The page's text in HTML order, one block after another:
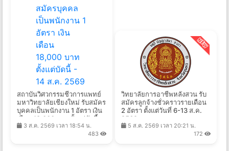
สถาบันวิศวกรรมชีวการแพทย์
มหาวิทยาลัยเชียงใหม่ รับสมัคร
บุคคลเป็นพนักงาน 1 อัตรา เงิน
เดือน 18,000 บาท ตั้งแต่บัดนี้ -
14 ส.ค. 2569
3 ส.ค. 2569 เวลา 18:54 น.
483
วิทยาลัยการอาชีพหลังสวน รับ
สมัครลูกจ้างชั่วคราวรายเดือน
2 อัตรา ตั้งแต่วันที่ 6-13 ส.ค.
2569
5 ส.ค. 2569 เวลา 20:21 น.
172